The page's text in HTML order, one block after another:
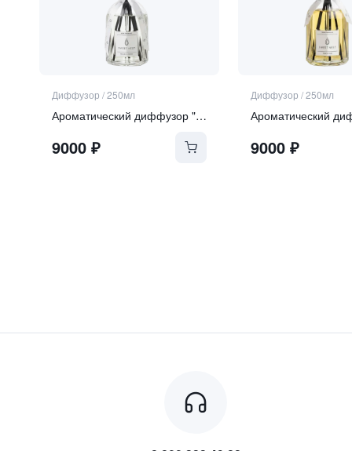
Диффузор /250мл
Ароматический диффузор "Sea Salt and Orchid"
9000₽
Диффузор /250мл
9000 ₽